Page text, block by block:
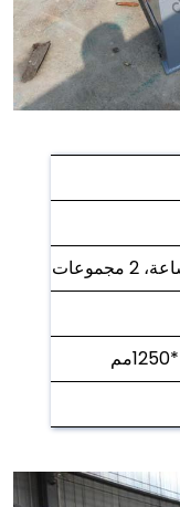
*1250مم